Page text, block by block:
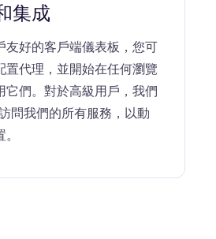
集成
友好的客戶端儀表板，您可
置代理，並開始在任何瀏覽
它們。對於高級用戶，我們
問我們的所有服務，以動